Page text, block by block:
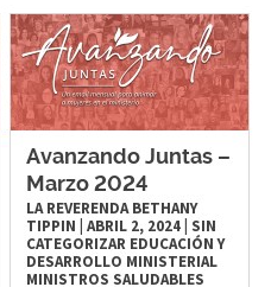
Avanzando Juntas –
Marzo 2024
LA REVERENDA BETHANY
TIPPIN |ABRIL 2, 2024 SIN
CATEGORIZAR EDUCACIÓN Y
DESARROLLO MINISTERIAL
MINISTROS SALUDABLES